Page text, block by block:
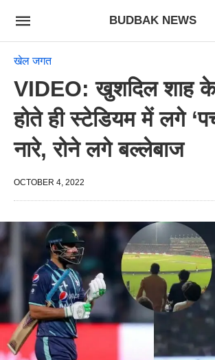
BUDBAK NEWS
खेल जगत
VIDEO: खुशदिल शाह
होते ही स्टेडियम में लगे
नारे, रोने लगे बल्लेबाज
OCTOBER 4, 2022